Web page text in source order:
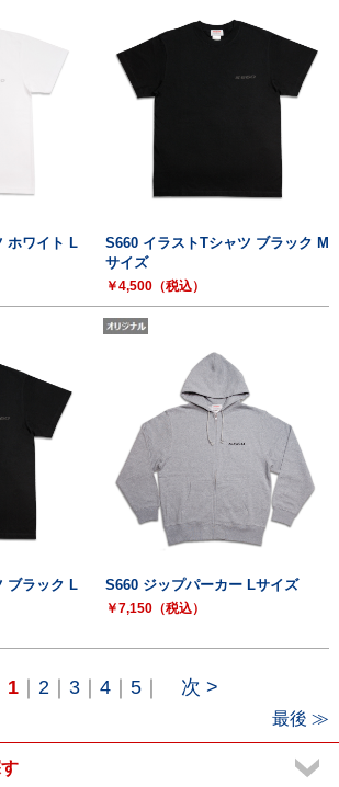
ホワイト L
S660 イラストTシャツ ブラック M
サイズ
￥4,500（税込）
ブラック L
S660 ジップパーカー Lサイズ
￥7,150（税込）
1｜ 2 ｜ 3｜ 4｜ 5｜ 次 >
最後 ≫